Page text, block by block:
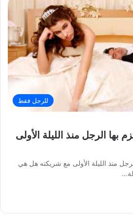
للرجل فقط
بها الرجل منذ الليلة الأولى
منذ الليلة الأولى مع شريكته هل هي